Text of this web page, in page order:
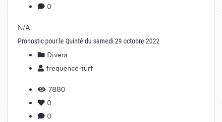
0
N/A
Pronostic pour le Quinté du samedi 29 octobre 2022
Divers
frequence-turf
7880
0
0